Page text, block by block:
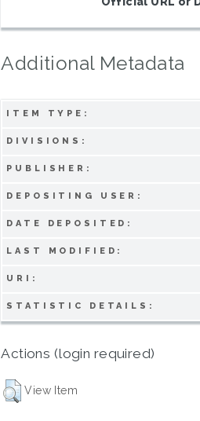
Additional Metadata
ITEM TYPE:
DIVISIONS:
PUBLISHER:
DEPOSITING USER:
DATE DEPOSITED:
LAST MODIFIED:
URI:
STATISTIC DETAILS:
Actions (login required)
View Item